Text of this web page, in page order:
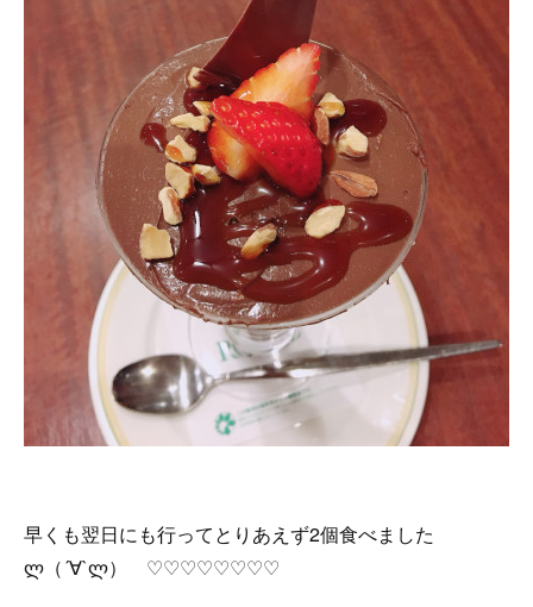
早くも翌日にも行ってとりあえず2個食べました
ლ（´∀`ლ） ♡♡♡♡♡♡♡♡